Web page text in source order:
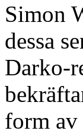
Simon
dessa
Darko-
form